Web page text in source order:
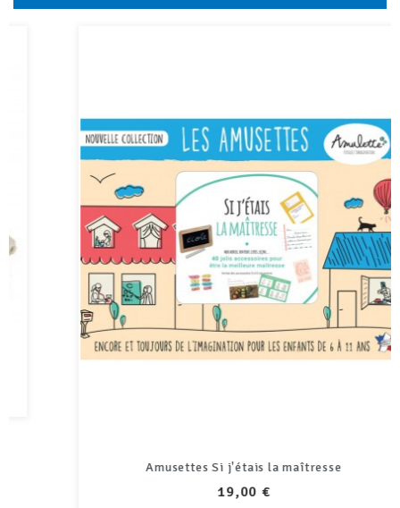
Amusettes Si j'étais la maîtresse
19,00 €